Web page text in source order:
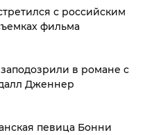
с российским
фильма
в романе с
Дженнер
певица Бонни